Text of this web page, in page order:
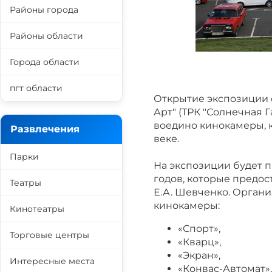
Открытие экспозиции
Арт" (ТРК "Солнечная
воедино кинокамеры,
веке.
На экспозиции будет
годов, которые
Е.А. Шевченко.
кинокамеры:
«Спорт»,
«Кварц»,
«Экран»,
«Конвас-Автомат»,
Районы города
Районы области
Города области
пгт области
Развлечения
Парки
Театры
Кинотеатры
Торговые центры
Интересные места